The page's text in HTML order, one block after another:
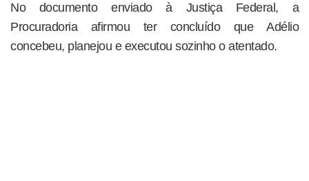
No documento enviado à Justiça Federal, a
Procuradoria afirmou ter concluído que Adélio
concebeu, planejou e executou sozinho o atentado.